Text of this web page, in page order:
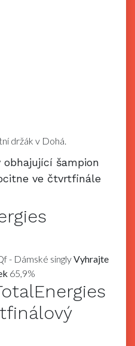
držák v Dohá.
obhajující šampion
ve čtvrtfinále
- Dámské singlyVyhrajte
65,9%